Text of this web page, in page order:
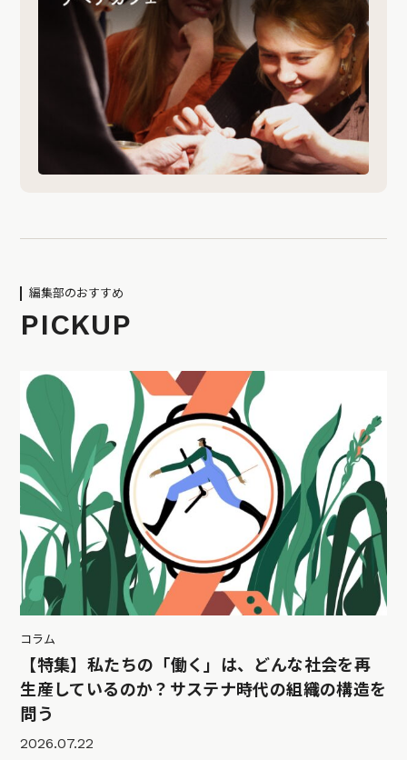
編集部のおすすめ
PICKUP
コラム
【特集】私たちの「働く」は、どんな社会を再
生産しているのか？サステナ時代の組織の構造を
問う
2026.07.22